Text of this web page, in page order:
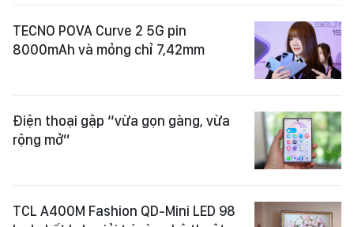
TECNO POVA Curve 2 5G pin
8000mAh và mỏng chỉ 7,42mm
Điện thoại gập “vừa gọn gàng, vừa
rộng mở”
TCL A400M Fashion QD-Mini LED 98